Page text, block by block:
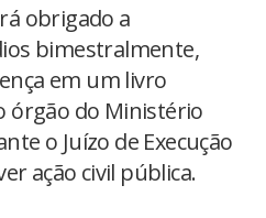
obrigado a
bimestralmente,
em um livro
órgão do Ministério
o Juízo de Execução
ação civil pública.